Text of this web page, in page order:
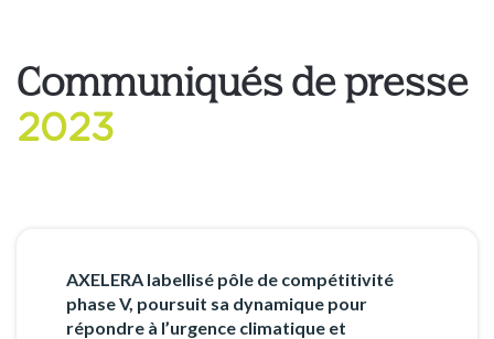
Communiqués de presse
2023
AXELERA labellisé pôle de compétitivité
phase V, poursuit sa dynamique pour
répondre à l’urgence climatique et